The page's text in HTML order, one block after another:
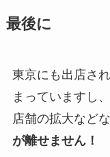
最後に
東京にも出店さ
まっていますし
店舗の拡大など
が離せません！